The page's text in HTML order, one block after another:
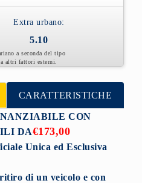
Extra urbano:
5.10
a seconda del tipo
altri fattori esterni.
CARATTERISTICHE
CON
DA€173,00
Unica ed Esclusiva
di un veicolo e con